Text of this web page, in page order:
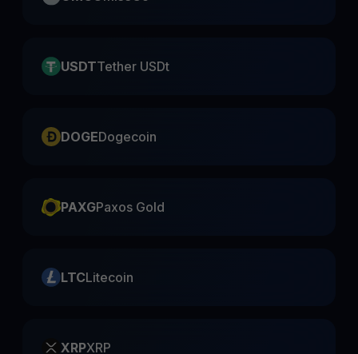
USDTTether USDt
DOGEDogecoin
PAXGPaxos Gold
LTCLitecoin
XRPXRP